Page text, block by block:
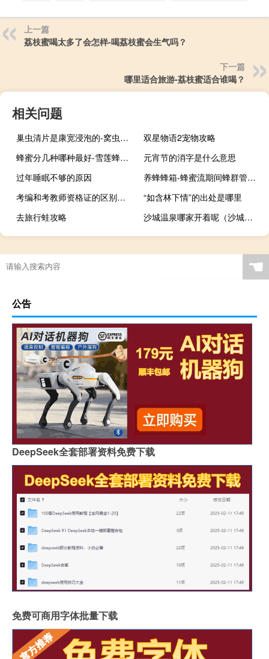
上一篇
荔枝蜜喝太多了会怎样-喝荔枝蜜会生气吗？
下一篇
哪里适合旅游-荔枝蜜适合谁喝？
相关问题
巢虫清片是康宽浸泡的-窝虫木屑清药的配方是什么？
双星物语2宠物攻略
蜂蜜分几种哪种最好-雪莲蜂蜜和普通蜂蜜有什么区别？
元宵节的消字是什么意思
过年睡眠不够的原因
养蜂蜂箱-蜂蜜流期间蜂群管理的要点是什么？
考编和考教师资格证的区别是什么
“如含林下情”的出处是哪里
去旅行蛙攻略
沙城温泉哪家开着呢（沙城温泉）
☚
公告
DeepSeek全套部署资料免费下载
免费可商用字体批量下载